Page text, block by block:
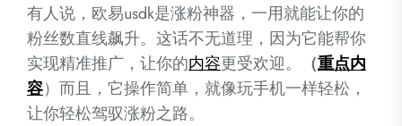
有人说，欧易usdk是涨粉神器，一用就能让你的
粉丝数直线飙升。这话不无道理，因为它能帮你
实现精准推广，让你的内容更受欢迎。 （重点内
容）而且，它操作简单，就像玩手机一样轻松，
让你轻松驾驭涨粉之路。